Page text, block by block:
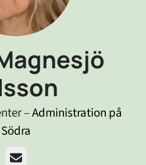
–Administration på
Södra
E-post